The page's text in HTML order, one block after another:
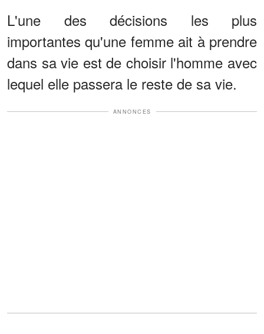
L'une des décisions les plus
importantes qu'une femme ait à prendre
dans sa vie est de choisir l'homme avec
lequel elle passera le reste de sa vie.
ANNONCES